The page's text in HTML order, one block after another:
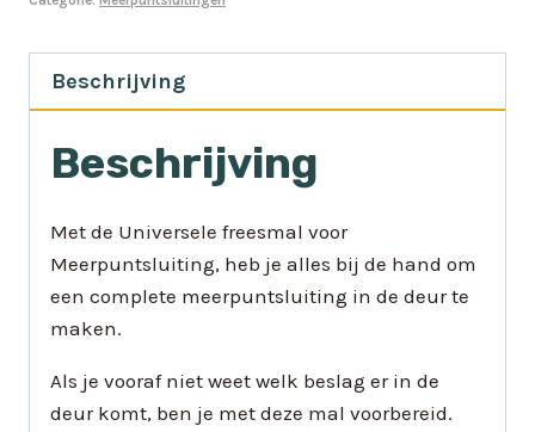
Beschrijving
Beschrijving
Met de Universele freesmal voor
Meerpuntsluiting, heb je alles bij de hand om
een complete meerpuntsluiting in de deur te
maken.
Als je vooraf niet weet welk beslag er in de
deur komt, ben je met deze mal voorbereid.